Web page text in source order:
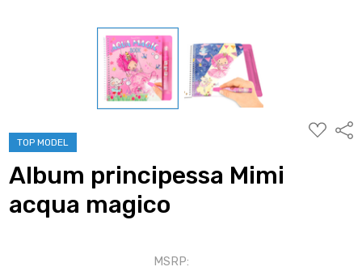
TOP MODEL
ALLA
Album principessa Mimi
acqua magico
MSRP: